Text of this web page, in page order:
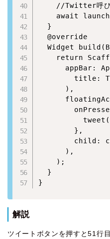
//Twitter呼び
await
  }
  @override
Widget
return
appBar:
title:
      ),
        },
child:
      ),
    );
  }
}
解説
ツイートボタンを押すと51行